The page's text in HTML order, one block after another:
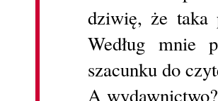
dziwię, że taka
Według mnie
szacunku do
A